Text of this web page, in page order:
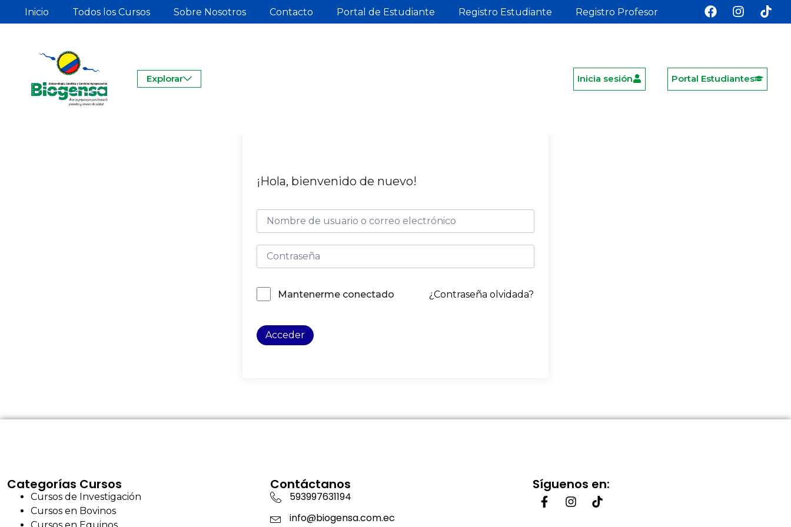
Inicio Todos los Cursos Sobre Nosotros Contacto Portal de Estudiante Registro Estudiante Registro Profesor
Explorar Inicia sesión Portal Estudiantes
¡Hola, bienvenido de nuevo!
Mantenerme conectado ¿Contraseña olvidada?
Acceder
Categorías Cursos
Cursos de Investigación
Cursos en Bovinos
Contáctanos
593997631194
info@biogensa.com.ec
Síguenos en: